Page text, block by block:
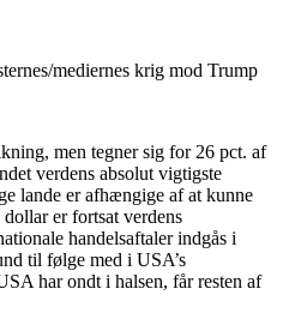
mediernes krig mod Trump
men tegner sig for 26 pct. af
verdens absolut vigtigste
lande er afhængige af at kunne
er fortsat verdens
handelsaftaler indgås i
til følge med i USA’s
har ondt i halsen, får resten af